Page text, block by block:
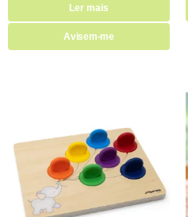
Ler mais
Avisem-me